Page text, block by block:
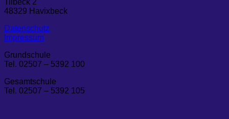
Tilbeck 2
48329 Havixbeck
Datenschutz
Impressum
Grundschule
Tel. 02507 – 5392 100
Gesamtschule
Tel. 02507 – 5392 105